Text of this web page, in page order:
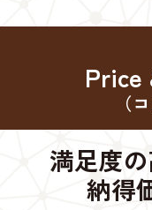
Price
（
満足度の
納得